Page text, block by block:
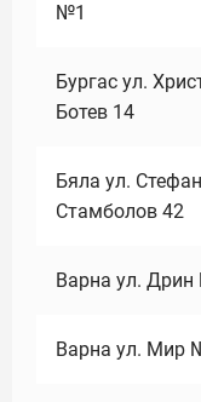
№1
Бургас ул.
Ботев 14
Бяла ул. Стефан
Стамболов 42
Варна ул.
Варна ул. Мир